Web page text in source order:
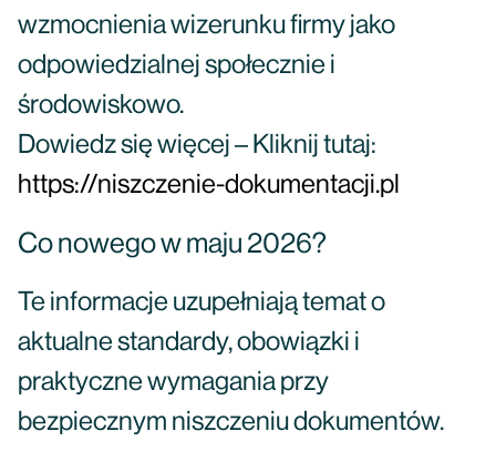
wzmocnienia wizerunku firmy jako
odpowiedzialnej społecznie i
środowiskowo.
Dowiedz się więcej – Kliknij tutaj:
https://niszczenie-dokumentacji.pl
Co nowego w maju 2026?
Te informacje uzupełniają temat o
aktualne standardy, obowiązki i
praktyczne wymagania przy
bezpiecznym niszczeniu dokumentów.